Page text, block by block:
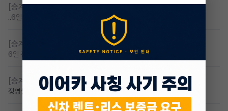
[승계찾아줘] 무심사 무보증 만21세 전기차 승계,2운전자
..6일 전
[승계찾아줘] 무보증 무심사 전기차 승계 알아봅니다
6일 전
[승계찾아줘] 무심사 차량구해요
정영철 4일 전조회 75댓글 2